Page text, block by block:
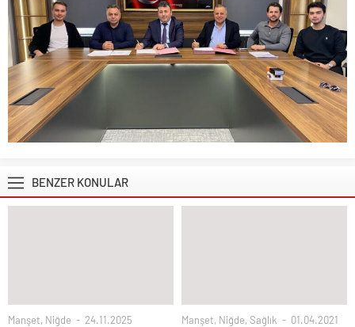
BENZER KONULAR
Manşet, Niğde 24.11.2025 Manşet, Niğde, Sağlık 01.04.2021